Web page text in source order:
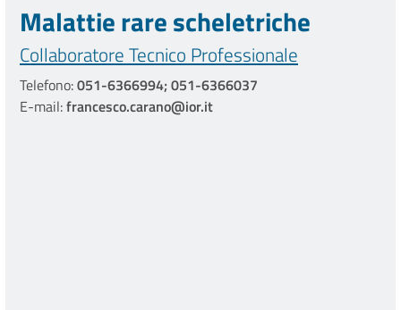
Malattie rare scheletriche
Collaboratore Tecnico Professionale
Telefono:051-6366994; 051-6366037
E-mail:francesco.carano@ior.it